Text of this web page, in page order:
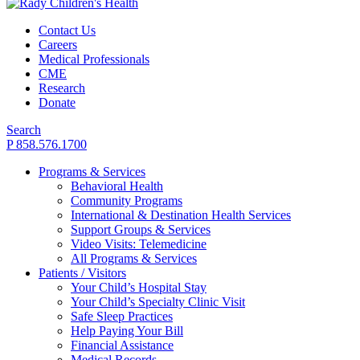
Contact Us
Careers
Medical Professionals
CME
Research
Donate
Search
P 858.576.1700
Programs & Services
Behavioral Health
Community Programs
International & Destination Health Services
Support Groups & Services
Video Visits: Telemedicine
All Programs & Services
Patients / Visitors
Your Child’s Hospital Stay
Your Child’s Specialty Clinic Visit
Safe Sleep Practices
Help Paying Your Bill
Financial Assistance